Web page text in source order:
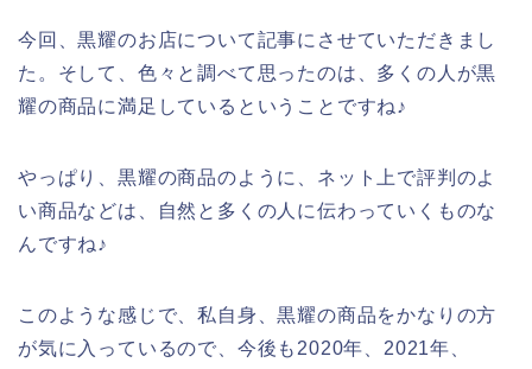
今回、黒耀のお店について記事にさせていただきまし
た。そして、色々と調べて思ったのは、多くの人が黒
耀の商品に満足しているということですね♪
やっぱり、黒耀の商品のように、ネット上で評判のよ
い商品などは、自然と多くの人に伝わっていくものな
んですね♪
このような感じで、私自身、黒耀の商品をかなりの方
が気に入っているので、今後も2020年、2021年、